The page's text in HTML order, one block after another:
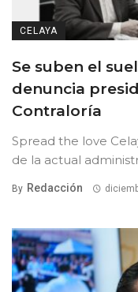
CELAYA
Se suben el
denuncia
Contraloría
Spread the love
de la actual
By Redacción